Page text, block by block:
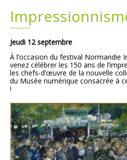
Jeudi 12 septembre
À l’occasion du festival Normandie
venez célébrer les 150 ans de
les chefs-d’œuvre de la nouvelle
du Musée numérique consacrée à
!
Plans
Demandes légales
Emploi
Marchés publics
Grands projets